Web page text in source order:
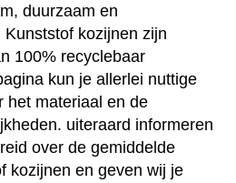
duurzaam en
kozijnen zijn
100% recyclebaar
kun je allerlei nuttige
het materiaal en de
uiteraard informeren
over de gemiddelde
kozijnen en geven wij je